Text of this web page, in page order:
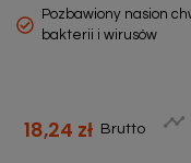
Pozbawiony nasion
bakterii i wirusów
18,24 zł Brutto 